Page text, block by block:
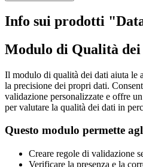
Info sui prodotti
Modulo di Qualità
Il modulo di qualità dei dati aiuta le
la precisione dei propri dati.
validazione personalizzate e offre
per valutare la qualità dei dati in
Questo modulo permette
Creare regole di validazione
Verificare la presenza e la